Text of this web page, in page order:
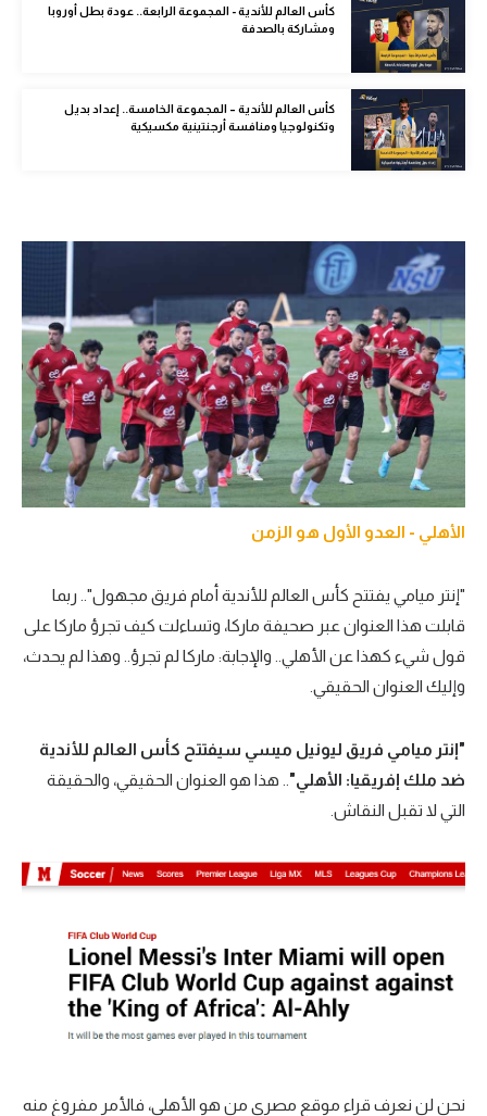
كرة سلة
كرة يد
كرة طائرة
الوطن العربي
آسيا
أمريكا
ركن الألعاب
أقسام خاصة
Gamers
ميركاتو
تحقيق في الجول
تقرير في الجول
تحليل في الجول
حكايات في الجول
فيديو في الجول
كأس العالم للأندية - المجموعة الرابعة.. عودة بطل أوروبا
ومشاركة بالصدفة
كأس العالم للأندية – المجموعة الخامسة.. إعداد بديل
وتكنولوجيا ومنافسة أرجنتينية مكسيكية
الأهلي - العدو الأول هو الزمن
"إنتر ميامي يفتتح كأس العالم للأندية أمام فريق مجهول".. ربما
قابلت هذا العنوان عبر صحيفة ماركا، وتساءلت كيف تجرؤ ماركا على
قول شيء كهذا عن الأهلي.. والإجابة: ماركا لم تجرؤ.. وهذا لم يحدث،
وإليك العنوان الحقيقي.
"إنتر ميامي فريق ليونيل ميسي سيفتتح كأس العالم للأندية
ضد ملك إفريقيا: الأهلي" .. هذا هو العنوان الحقيقي، والحقيقة
التي لا تقبل النقاش.
نحن لن نعرف قراء موقع مصري من هو الأهلي، فالأمر مفروغ منه